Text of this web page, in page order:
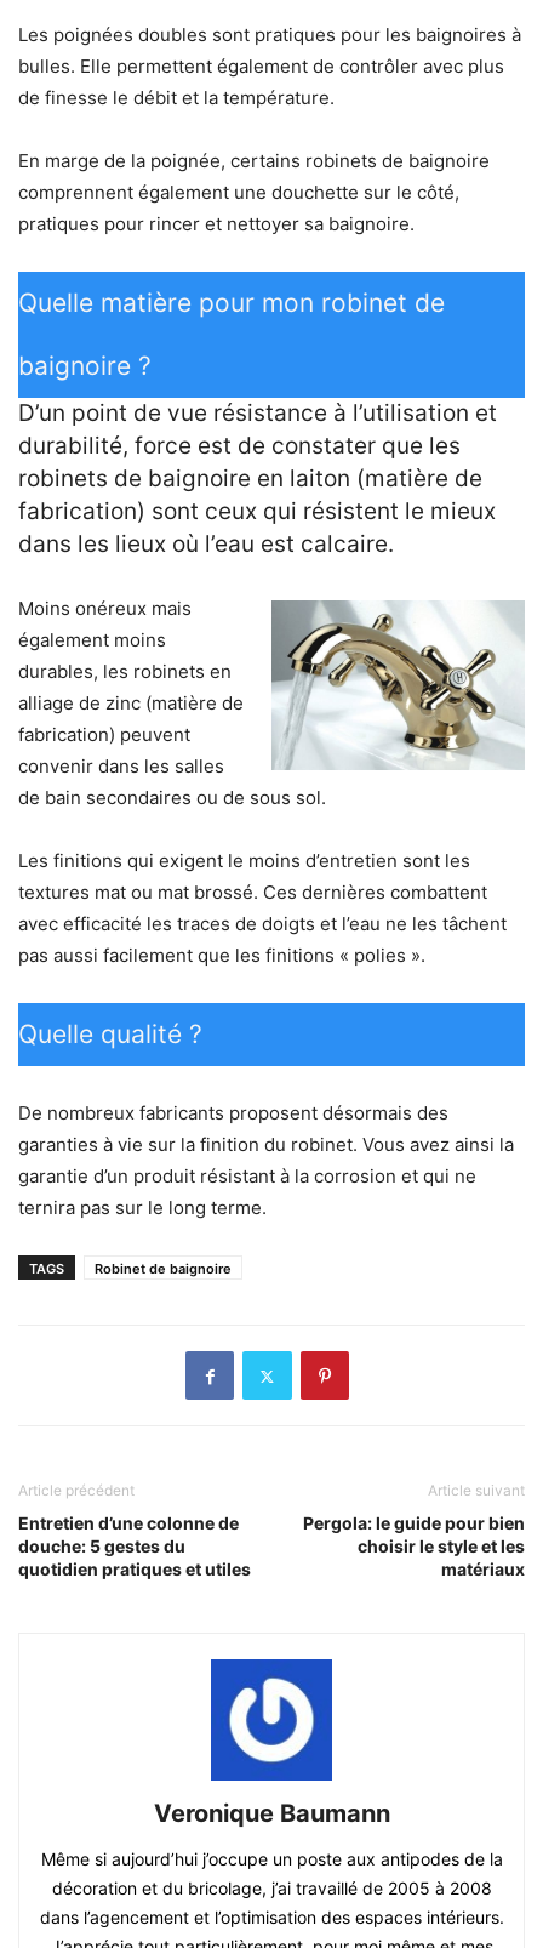
Les poignées doubles sont pratiques pour les baignoires à
bulles. Elle permettent également de contrôler avec plus
de finesse le débit et la température.
En marge de la poignée, certains robinets de baignoire
comprennent également une douchette sur le côté,
pratiques pour rincer et nettoyer sa baignoire.
Quelle matière pour mon robinet de
baignoire ?
D’un point de vue résistance à l’utilisation et
durabilité, force est de constater que les
robinets de baignoire en laiton (matière de
fabrication) sont ceux qui résistent le mieux
dans les lieux où l’eau est calcaire.
Moins onéreux mais
également moins
durables, les robinets en
alliage de zinc (matière de
fabrication) peuvent
convenir dans les salles
de bain secondaires ou de sous sol.
Les finitions qui exigent le moins d’entretien sont les
textures mat ou mat brossé. Ces dernières combattent
avec efficacité les traces de doigts et l’eau ne les tâchent
pas aussi facilement que les finitions « polies ».
Quelle qualité ?
De nombreux fabricants proposent désormais des
garanties à vie sur la finition du robinet. Vous avez ainsi la
garantie d’un produit résistant à la corrosion et qui ne
ternira pas sur le long terme.
TAGS Robinet de baignoire
Article précédent
Entretien d’une colonne de
douche: 5 gestes du
quotidien pratiques et utiles
Article suivant
Pergola: le guide pour bien
choisir le style et les
matériaux
Veronique Baumann
Même si aujourd’hui j’occupe un poste aux antipodes de la
décoration et du bricolage, j’ai travaillé de 2005 à 2008
dans l’agencement et l’optimisation des espaces intérieurs.